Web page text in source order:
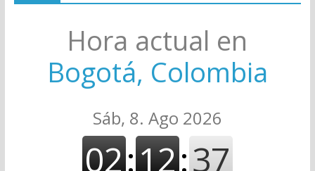
Hora actual en
Bogotá, Colombia